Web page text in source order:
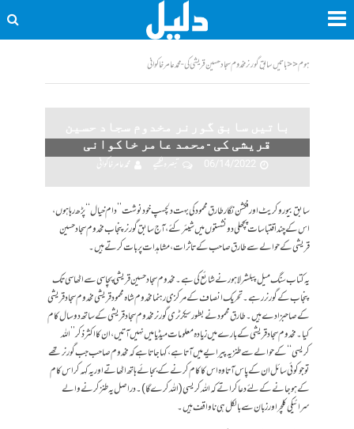
ہوم<<باتیں سابق گورنر مخدوم سجاد حسین قریشی کی -محمد عامر خاکوانی
باتیں سابق گورنر مخدوم سجاد حسین
قریشی کی -محمد عامر خاکوانی
06/14/2022
تبصرہ لکھیے محمد عامر خاکوانی
سابق بیوروکریٹ اور فکشن نگار طارق محمود کی بہت دلچسپ خود نوشت ’’دام خیال‘‘پڑھ رہا ہوں،
اس کے چند اقتباسات پچھلی دو نشستوں میں شیئر کئے، آج سابق گورنرپنجاب مخدوم سجاد حسین
قریشی کے حوالے سے طارق صاحب کے تاثرات ، مشاہدات پر بات کرتے ہیں۔
یہ کتاب سنگ میل پبلشر لاہور نے شائع کی ہے۔ مخدوم سجاد حسین قریشی پچاسی سے اٹھاسی تک
پنجاب کے گورنر رہے۔تحریک انصاف کے مرکزی رہنما مخدوم شاہ محمود قریشی مخدوم سجاد قریشی
کے صاحبزادے ہیں۔طارق محمود نے بطور سیکرٹری گورنر مخدوم سجاد قریشی کے ساتھ دو سال کام
کیا۔ مخدوم سجاد قریشی کے بارے میں زیادہ معلومات میڈیا میں نہیں آتیں، ان کا اکثر ذکر’’ اللہ
کریسی ‘‘کے حوالے سے طنزیہ پیرایے میں آتا ہے ، کہاجاتا ہے کہ مخدوم صاحب جب گورنر تھے
تو جو کوئی سائل ان کے پاس آتا وہ اس کا کام کرنے کے بجائے ہاتھ اٹھاتے اور یہ کہہ کر اس کام
کے ہوجانے کے لئے دعا کراتے کہ اللہ کریسی(اللہ کرے گا) ۔ دراصل یہ طنز کرنے والے
سرائیکی کلچر اور زبان سے بالکل ہی ناواقف ہیں۔